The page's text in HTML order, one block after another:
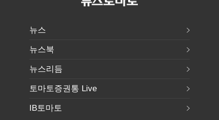
뉴스
뉴스북
뉴스리듬
토마토증권통 Live
IB토마토